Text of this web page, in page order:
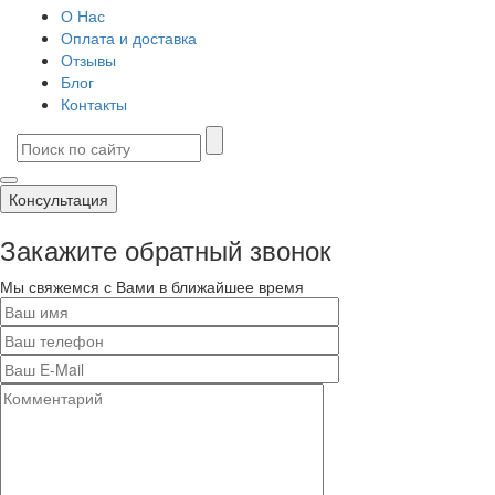
О Нас
Оплата и доставка
Отзывы
Блог
Контакты
Консультация
Закажите обратный звонок
Мы свяжемся с Вами в ближайшее время